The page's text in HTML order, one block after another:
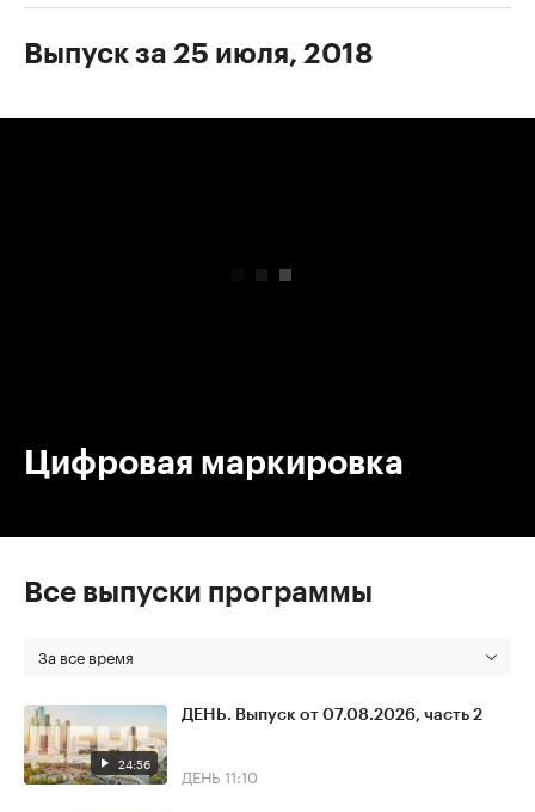
Выпуск за 25 июля, 2018
Цифровая маркировка
Все выпуски программы
За все время
24:56
ДЕНЬ. Выпуск от 07.08.2026, часть 2
ДЕНЬ 11:10